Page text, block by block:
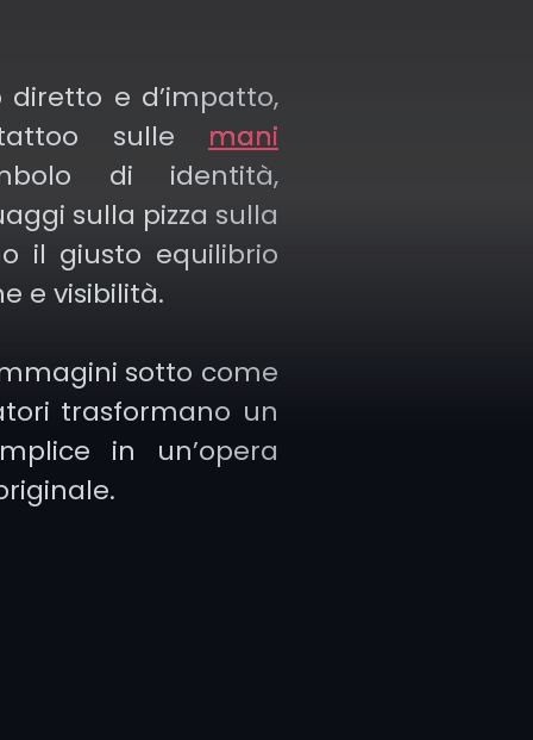
diretto e d’impatto,
sulle mani
di identità,
sulla pizza sulla
il giusto equilibrio
e visibilità.
sotto come
trasformano un
in un’opera